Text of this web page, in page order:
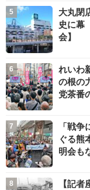
大丸閉
史に幕
会】
れいわ
の根の
党茶番
「戦
ぐる熊
明会も
【記